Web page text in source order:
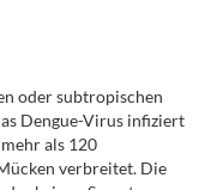
oder subtropischen
Dengue-Virus infiziert
als 120
verbreitet. Die